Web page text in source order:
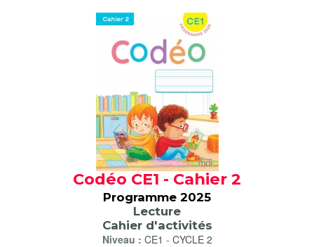
Codéo CE1 - Cahier 2
Programme 2025
Lecture
Cahier d'activités
Niveau : CE1 - CYCLE 2